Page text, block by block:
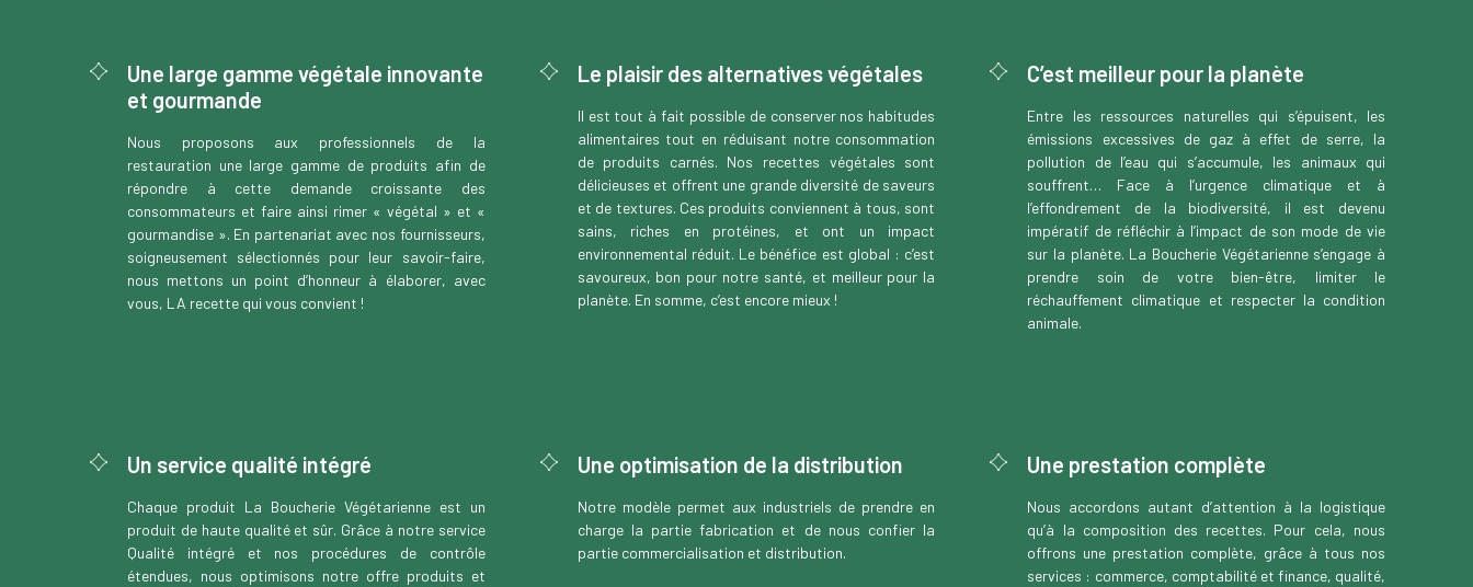
Une large gamme végétale innovante
et gourmande
Nous proposons aux professionnels de la
restauration une large gamme de produits afin de
répondre à cette demande croissante des
consommateurs et faire ainsi rimer « végétal » et «
gourmandise ». En partenariat avec nos fournisseurs,
soigneusement sélectionnés pour leur savoir-faire,
nous mettons un point d’honneur à élaborer, avec
vous, LA recette qui vous convient !
Le plaisir des alternatives végétales
Il est tout à fait possible de conserver nos habitudes
alimentaires tout en réduisant notre consommation
de produits carnés. Nos recettes végétales sont
délicieuses et offrent une grande diversité de saveurs
et de textures. Ces produits conviennent à tous, sont
sains, riches en protéines, et ont un impact
environnemental réduit. Le bénéfice est global : c’est
savoureux, bon pour notre santé, et meilleur pour la
planète. En somme, c’est encore mieux !
C’est meilleur pour la planète
Entre les ressources naturelles qui s’épuisent, les
émissions excessives de gaz à effet de serre, la
pollution de l’eau qui s’accumule, les animaux qui
souffrent… Face à l’urgence climatique et à
l’effondrement de la biodiversité, il est devenu
impératif de réfléchir à l’impact de son mode de vie
sur la planète. La Boucherie Végétarienne s’engage à
prendre soin de votre bien-être, limiter le
réchauffement climatique et respecter la condition
animale.
Un service qualité intégré
Chaque produit La Boucherie Végétarienne est un
produit de haute qualité et sûr. Grâce à notre service
Qualité intégré et nos procédures de contrôle
étendues, nous optimisons notre offre produits et
Une optimisation de la distribution
Notre modèle permet aux industriels de prendre en
charge la partie fabrication et de nous confier la
partie commercialisation et distribution.
Une prestation complète
Nous accordons autant d’attention à la logistique
qu’à la composition des recettes. Pour cela, nous
offrons une prestation complète, grâce à tous nos
services : commerce, comptabilité et finance, qualité,